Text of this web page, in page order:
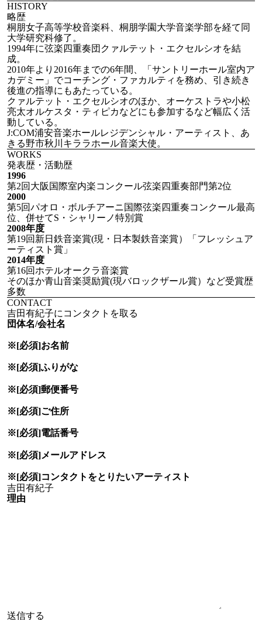
HISTORY
略歴
桐朋女子高等学校音楽科、桐朋学園大学音楽学部を経て同
大学研究科修了。
1994年に弦楽四重奏団クァルテット・エクセルシオを結
成。
2010年より2016年までの6年間、「サントリーホール室内ア
カデミー」でコーチング・ファカルティを務め、引き続き
後進の指導にもあたっている。
クァルテット・エクセルシオのほか、オーケストラや小松
亮太オルケスタ・ティピカなどにも参加するなど幅広く活
動している。
J:COM浦安音楽ホールレジデンシャル・アーティスト、あ
きる野市秋川キララホール音楽大使。
WORKS
発表歴・活動歴
1996
第2回大阪国際室内楽コンクール弦楽四重奏部門第2位
2000
第5回パオロ・ボルチアーニ国際弦楽四重奏コンクール最高
位、併せてS・シャリーノ特別賞
2008年度
第19回新日鉄音楽賞(現・日本製鉄音楽賞）「フレッシュア
ーティスト賞」
2014年度
第16回ホテルオークラ音楽賞
そのほか青山音楽奨励賞(現バロックザール賞）など受賞歴
多数
CONTACT
吉田有紀子にコンタクトを取る
団体名/会社名
※[必須]お名前
※[必須]ふりがな
※[必須]郵便番号
※[必須]ご住所
※[必須]電話番号
※[必須]メールアドレス
※[必須]コンタクトをとりたいアーティスト
理由